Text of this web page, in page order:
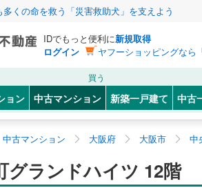
多くの命を救う「災害救助犬」を支えよう
IDでもっと便利に新規取得
ログイン
ヤフーショッピングなら
買う
ョン 中古マンション 新築一戸建て 中古
中古マンション 大阪府 大阪市 中
グランドハイツ 12階